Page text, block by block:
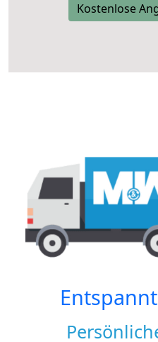
Kostenlose